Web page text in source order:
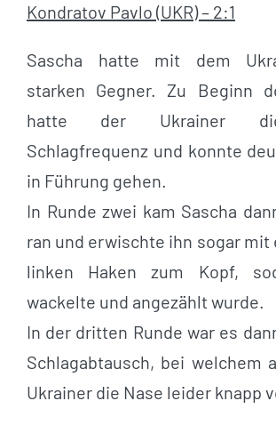
Kondratov Pavlo (UKR) – 2:1
Sascha hatte mit dem
starken Gegner. Zu Beginn
hatte der Ukrainer
Schlagfrequenz und konnte
in Führung gehen.
In Runde zwei kam Sascha
ran und erwischte ihn sogar mit
linken Haken zum Kopf,
wackelte und angezählt wurde.
In der dritten Runde war es
Schlagabtausch, bei welchem
Ukrainer die Nase leider knapp